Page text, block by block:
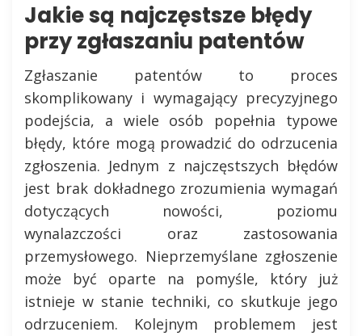
Jakie są najczęstsze błędy
przy zgłaszaniu patentów
Zgłaszanie patentów to proces
skomplikowany i wymagający precyzyjnego
podejścia, a wiele osób popełnia typowe
błędy, które mogą prowadzić do odrzucenia
zgłoszenia. Jednym z najczęstszych błędów
jest brak dokładnego zrozumienia wymagań
dotyczących nowości, poziomu
wynalazczości oraz zastosowania
przemysłowego. Nieprzemyślane zgłoszenie
może być oparte na pomyśle, który już
istnieje w stanie techniki, co skutkuje jego
odrzuceniem. Kolejnym problemem jest